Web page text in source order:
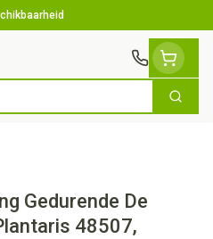
Zoek
Gedurende De
48507,